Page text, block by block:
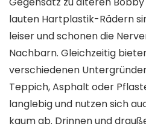
lauten Hartplastik-Rädern
leiser und schonen die
Nachbarn. Gleichzeitig
verschiedenen
Teppich, Asphalt oder
langlebig und nutzen sich
kaum ab. Drinnen und